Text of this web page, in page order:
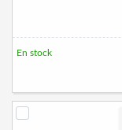
En stock